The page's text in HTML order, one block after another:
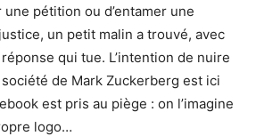
pétition ou d’entamer une
un petit malin a trouvé, avec
qui tue. L’intention de nuire
de Mark Zuckerberg est ici
est pris au piège : on l’imagine
logo…